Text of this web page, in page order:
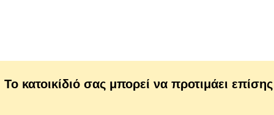
Το κατοικίδιό σας μπορεί να προτιμάει επίσης